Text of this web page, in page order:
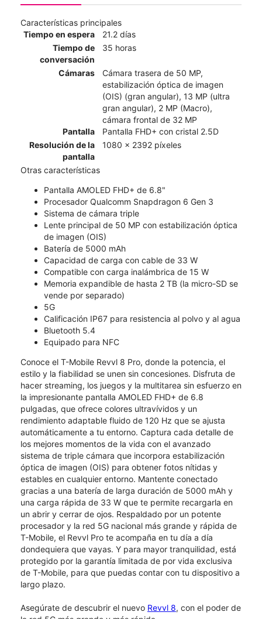
Características principales
Tiempo en espera
21.2 días
Tiempo de
conversación
35 horas
Cámaras
Cámara trasera de 50 MP,
estabilización óptica de imagen
(OIS) (gran angular), 13 MP (ultra
gran angular), 2 MP (Macro),
cámara frontal de 32 MP
Pantalla
Pantalla FHD+ con cristal 2.5D
Resolución de la
pantalla
1080 x 2392 píxeles
Otras características
Pantalla AMOLED FHD+ de 6.8"
Procesador Qualcomm Snapdragon 6 Gen 3
Sistema de cámara triple
Lente principal de 50 MP con estabilización óptica
de imagen (OIS)
Batería de 5000 mAh
Capacidad de carga con cable de 33 W
Compatible con carga inalámbrica de 15 W
Memoria expandible de hasta 2 TB (la micro-SD se
vende por separado)
5G
Calificación IP67 para resistencia al polvo y al agua
Bluetooth 5.4
Equipado para NFC
Conoce el T-Mobile Revvl 8 Pro, donde la potencia, el
estilo y la fiabilidad se unen sin concesiones.​​​​​​​ Disfruta de
hacer streaming, los juegos y la multitarea sin esfuerzo en
la impresionante pantalla AMOLED FHD+ de 6.8
pulgadas, que ofrece colores ultravívidos y un
rendimiento adaptable fluido de 120 Hz que se ajusta
automáticamente a tu entorno. Captura cada detalle de
los mejores momentos de la vida con el avanzado
sistema de triple cámara que incorpora estabilización
óptica de imagen (OIS) para obtener fotos nítidas y
estables en cualquier entorno. Mantente conectado
gracias a una batería de larga duración de 5000 mAh y
una carga rápida de 33 W que te permite recargarla en
un abrir y cerrar de ojos. Respaldado por un potente
procesador y la red 5G nacional más grande y rápida de
T-Mobile, el Revvl Pro te acompaña en tu día a día
dondequiera que vayas. Y para mayor tranquilidad, está
protegido por la garantía limitada de por vida exclusiva
de T-Mobile, para que puedas contar con tu dispositivo a
largo plazo.
Asegúrate de descubrir el nuevo Revvl 8, con el poder de